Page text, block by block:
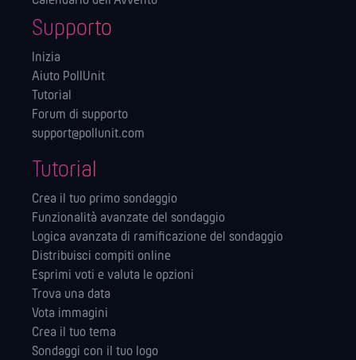
Supporto
Inizia
Aiuto PollUnit
Tutorial
Forum di supporto
support@pollunit.com
Tutorial
Crea il tuo primo sondaggio
Funzionalità avanzate del sondaggio
Logica avanzata di ramificazione del sondaggio
Distribuisci compiti online
Esprimi voti e valuta le opzioni
Trova una data
Vota immagini
Crea il tuo tema
Sondaggi con il tuo logo